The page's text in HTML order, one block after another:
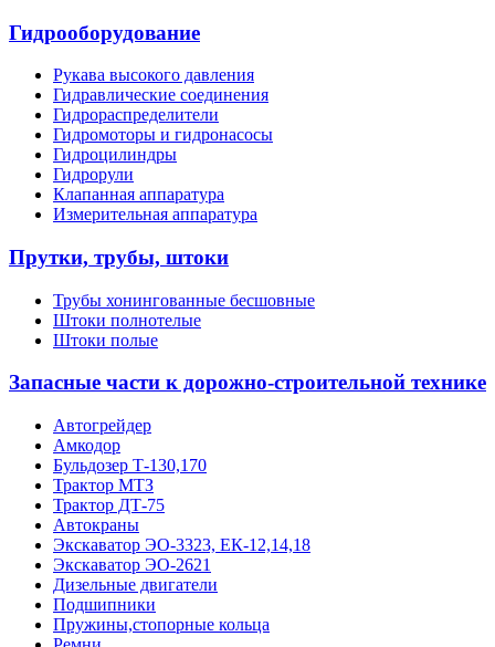
Гидрооборудование
Рукава высокого давления
Гидравлические соединения
Гидрораспределители
Гидромоторы и гидронасосы
Гидроцилиндры
Гидрорули
Клапанная аппаратура
Измерительная аппаратура
Прутки, трубы, штоки
Трубы хонингованные бесшовные
Штоки полнотелые
Штоки полые
Запасные части к дорожно-строительной технике
Автогрейдер
Амкодор
Бульдозер Т-130,170
Трактор МТЗ
Трактор ДТ-75
Автокраны
Экскаватор ЭО-3323, ЕК-12,14,18
Экскаватор ЭО-2621
Дизельные двигатели
Подшипники
Пружины,стопорные кольца